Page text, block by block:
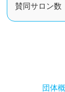
賛同サロン数
団体